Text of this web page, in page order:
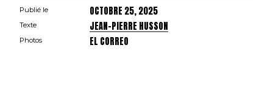
Publié le OCTOBRE 25, 2025
Texte JEAN-PIERRE HUSSON
Photos EL CORREO